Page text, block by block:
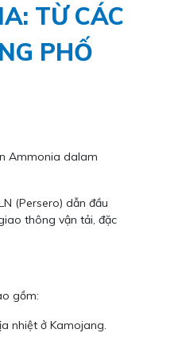
TỪ CÁC
PHỐ
Ammonia dalam
(Persero) dẫn đầu
thông vận tải, đặc
gồm:
nhiệt ở Kamojang.